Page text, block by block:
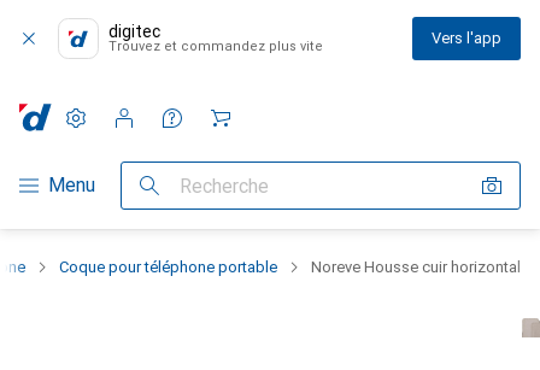
digitec
Trouvez et commandez plus vite Vers l'app
Navigation par catégorie
Menu Recherche
Paramètres
Compte client
Listes de comparaison
Listes d'envies
Panier
Coque pour téléphone portable Noreve Housse cuir horizontal